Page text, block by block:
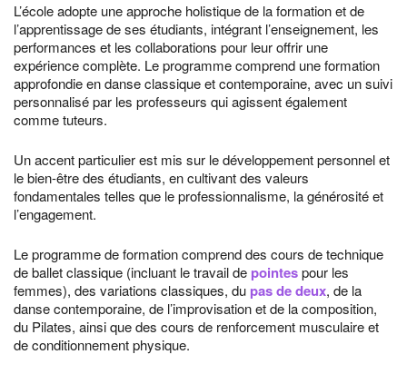
L’école adopte une approche holistique de la formation et de
l’apprentissage de ses étudiants, intégrant l’enseignement, les
performances et les collaborations pour leur offrir une
expérience complète. Le programme comprend une formation
approfondie en danse classique et contemporaine, avec un suivi
personnalisé par les professeurs qui agissent également
comme tuteurs.
Un accent particulier est mis sur le développement personnel et
le bien-être des étudiants, en cultivant des valeurs
fondamentales telles que le professionnalisme, la générosité et
l’engagement.
Le programme de formation comprend des cours de technique
de ballet classique (incluant le travail de pointespour les
femmes), des variations classiques, du pas de deux, de la
danse contemporaine, de l’improvisation et de la composition,
du Pilates, ainsi que des cours de renforcement musculaire et
de conditionnement physique.